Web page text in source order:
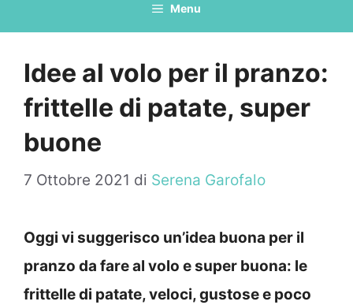
Menu
Idee al volo per il pranzo:
frittelle di patate, super
buone
7 Ottobre 2021 di Serena Garofalo
Oggi vi suggerisco un’idea buona per il
pranzo da fare al volo e super buona: le
frittelle di patate, veloci, gustose e poco